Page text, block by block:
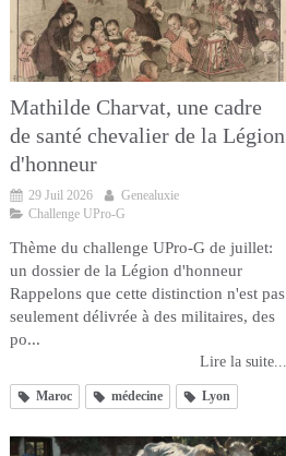
Mathilde Charvat, une cadre
de santé chevalier de la Légion
d'honneur
29 Juil 2026
Genealuxie
Challenge UPro-G
Thème du challenge UPro-G de juillet:
un dossier de la Légion d'honneur
Rappelons que cette distinction n'est pas
seulement délivrée à des militaires, des
po...
Lire la suite...
Maroc médecine Lyon